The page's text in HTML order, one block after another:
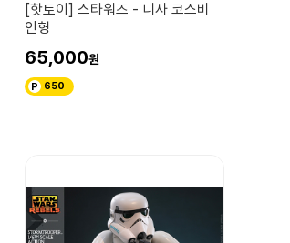
[핫토이] 스타워즈 - 니사 코스비
인형
65,000
650